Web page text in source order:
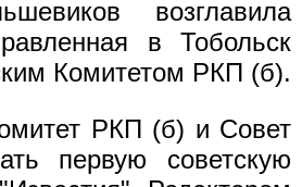
возглавила
в Тобольск
Комитетом РКП (б).
РКП (б) и Совет
первую советскую